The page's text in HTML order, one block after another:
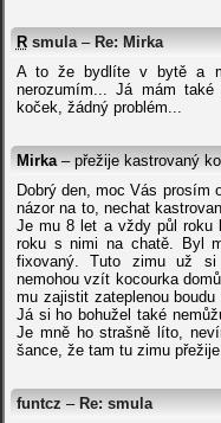
R smula – Re: Mirka
A to že bydlíte v bytě a
nerozumím... Já mám
koček, žádný problém...
Mirka– přežije kastrovaný
Dobrý den, moc Vás prosím
názor na to, nechat
Je mu 8 let a vždy půl roku
roku s nimi na chatě. Byl
fixovaný. Tuto zimu už si
nemohou vzít kocourka
mu zajistit zateplenou
Já si ho bohužel také
Je mně ho strašně líto,
šance, že tam tu zimu
funtcz – Re: smula